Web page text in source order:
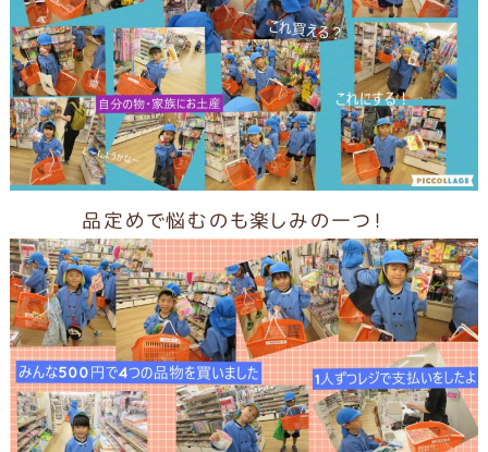
品定めで悩むのも楽しみの一つ！